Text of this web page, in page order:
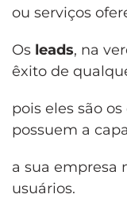
ou serviços
Os leads, na
êxito de
pois eles são
possuem a
a sua empresa
usuários.